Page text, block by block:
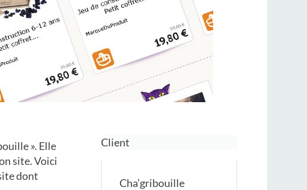
». Elle
site. Voici
dont
Client
Cha’gribouille